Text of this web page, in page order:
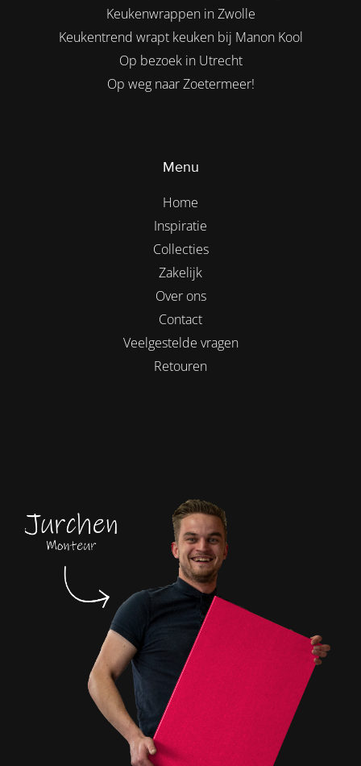
Keukenwrappen in Zwolle
Keukentrend wrapt keuken bij Manon Kool
Op bezoek in Utrecht
Op weg naar Zoetermeer!
Menu
Home
Inspiratie
Collecties
Zakelijk
Over ons
Contact
Veelgestelde vragen
Retouren